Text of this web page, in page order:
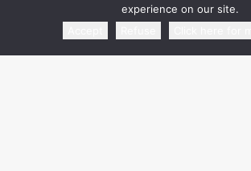
experience on our site.